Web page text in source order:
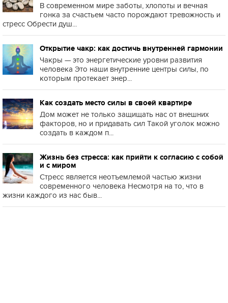
В современном мире заботы, хлопоты и вечная
гонка за счастьем часто порождают тревожность и
стресс Обрести душ...
Открытие чакр: как достичь внутренней гармонии
Чакры — это энергетические уровни развития
человека Это наши внутренние центры силы, по
которым протекает энер...
Как создать место силы в своей квартире
Дом может не только защищать нас от внешних
факторов, но и придавать сил Такой уголок можно
создать в каждом п...
Жизнь без стресса: как прийти к согласию с собой
и с миром
Стресс является неотъемлемой частью жизни
современного человека Несмотря на то, что в
жизни каждого из нас быв...